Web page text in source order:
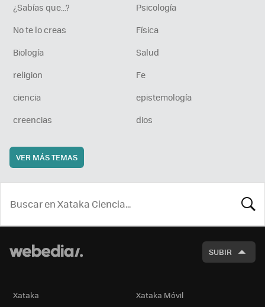
¿Sabías que...?
Psicología
No te lo creas
Física
Biología
Salud
religion
Fe
ciencia
epistemología
creencias
dios
VER MÁS TEMAS
SUBIR
Xataka Xataka Móvil